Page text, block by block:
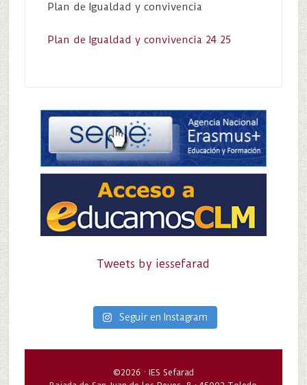
Plan de Igualdad y convivencia
Plan de Igualdad y convivencia 24 25
Tweets by iessefarad
Seguir en Instagram
©2026 · IES Sefarad